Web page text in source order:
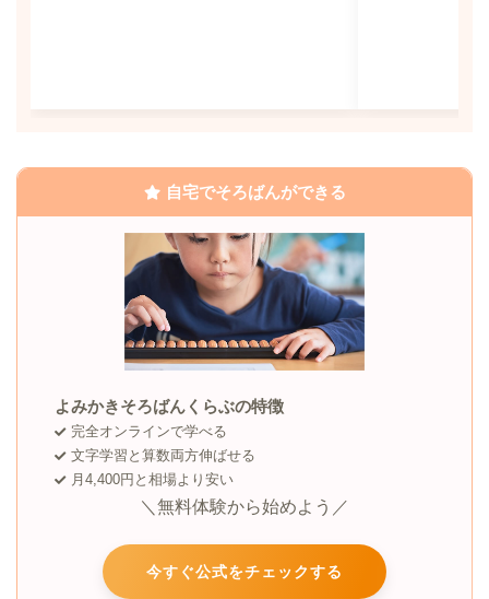
自宅でそろばんができる
よみかきそろばんくらぶの特徴
完全オンラインで学べる
文字学習と算数両方伸ばせる
月4,400円と相場より安い
＼無料体験から始めよう／
今すぐ公式をチェックする